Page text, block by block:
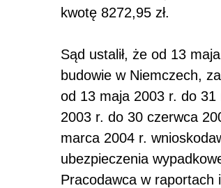
kwotę 8272,95 zł.
Sąd ustalił, że od 13
budowie w Niemczech,
od 13 maja 2003 r. do
2003 r. do 30 czerwca
marca 2004 r.
ubezpieczenia
Pracodawca w raportach